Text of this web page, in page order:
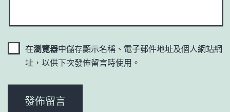
在瀏覽器中儲存顯示名稱、電子郵件地址及個人網站網
址，以供下次發佈留言時使用。